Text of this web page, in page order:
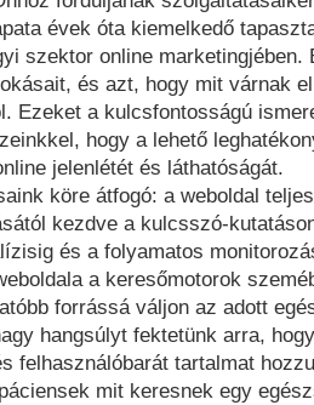
évek óta kiemelkedő
szektor online
és azt, hogy mit várnak
Ezeket a kulcsfontosságú
hogy a lehető
jelenlétét és láthatóságát.
köre átfogó: a weboldal
kezdve a kulcsszó-
és a folyamatos
a keresőmotorok
forrássá váljon az adott
hangsúlyt fektetünk arra,
felhasználóbarát tartalmat
mit keresnek egy